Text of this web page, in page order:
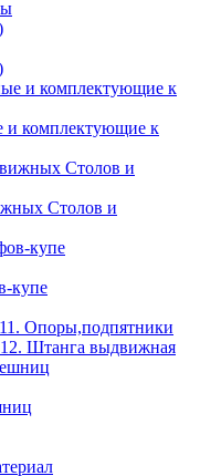
и комплектующие к
Столов и
купе
11. Опоры,подпятники
12. Штанга выдвижная